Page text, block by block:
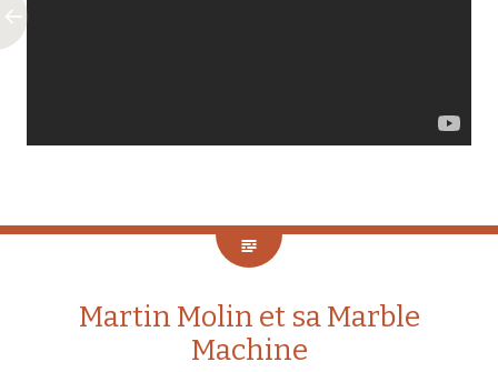
Martin Molin et sa Marble
Machine